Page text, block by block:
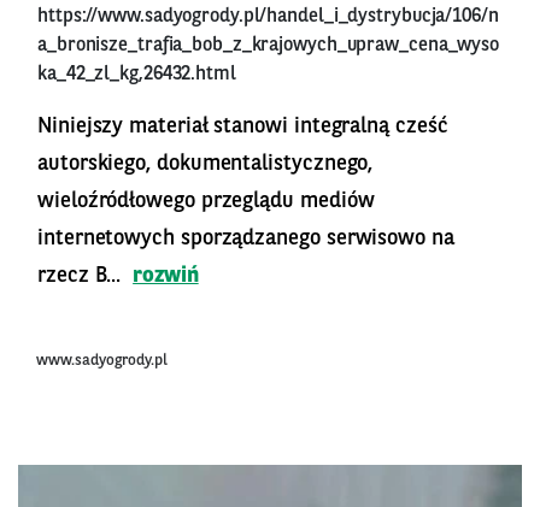
https://www.sadyogrody.pl/handel_i_dystrybucja/106/n
a_bronisze_trafia_bob_z_krajowych_upraw_cena_wyso
ka_42_zl_kg,26432.html
Niniejszy materiał stanowi integralną cześć
autorskiego, dokumentalistycznego,
wieloźródłowego przeglądu mediów
internetowych sporządzanego serwisowo na
rzecz B...
rozwiń
www.sadyogrody.pl